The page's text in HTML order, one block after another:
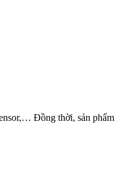
Đồng thời, sản phẩm